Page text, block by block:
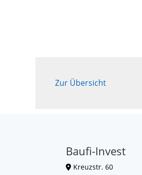
Zur Übersicht
Baufi-Invest
Kreuzstr. 60